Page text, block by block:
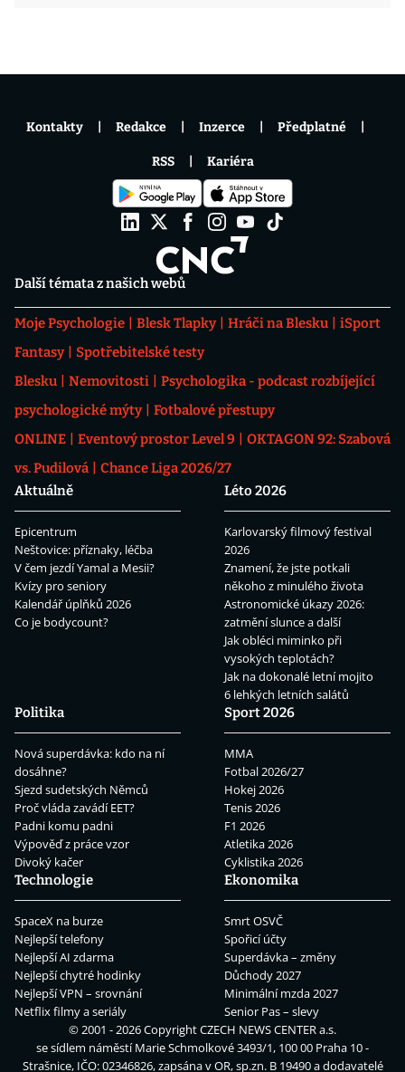
Další témata z našich webů
Moje Psychologie Blesk Tlapky Hráči na Blesku
iSport
Fantasy
Spotřebitelské testy
Blesku
Nemovitosti
Psychologika - podcast rozbíjející
psychologické mýty
Fotbalové přestupy
ONLINE
Eventový prostor Level 9
OKTAGON 92: Szabová
vs. Pudilová
Chance Liga 2026/27
Aktuálně
Epicentrum
Neštovice: příznaky, léčba
V čem jezdí Yamal a Mesii?
Kvízy pro seniory
Kalendář úplňků 2026
Co je bodycount?
Léto 2026
Karlovarský filmový festival
2026
Znamení, že jste potkali
někoho z minulého života
Astronomické úkazy 2026:
zatmění slunce a další
Jak obléci miminko při
vysokých teplotách?
Jak na dokonalé letní mojito
6 lehkých letních salátů
Politika
Nová superdávka: kdo na ní
dosáhne?
Sjezd sudetských Němců
Proč vláda zavádí EET?
Padni komu padni
Výpověď z práce vzor
Divoký kačer
Sport 2026
MMA
Fotbal 2026/27
Hokej 2026
Tenis 2026
F1 2026
Atletika 2026
Cyklistika 2026
Technologie
SpaceX na burze
Nejlepší telefony
Nejlepší AI zdarma
Nejlepší chytré hodinky
Nejlepší VPN – srovnání
Netflix filmy a seriály
Ekonomika
Smrt OSVČ
Spořicí účty
Superdávka – změny
Důchody 2027
Minimální mzda 2027
Senior Pas – slevy
Kontakty Redakce Inzerce Předplatné
RSS Kariéra
© 2001 - 2026 CopyrightCZECH NEWS CENTER a.s.
se sídlem náměstí Marie Schmolkové 3493/1, 100 00 Praha 10 -
Strašnice, IČO: 02346826, zapsána v OR, sp.zn. B 19490 a dodavatelé